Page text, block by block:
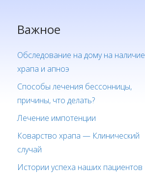
Важное
Обследование на дому на наличие
храпа и апноэ
Способы лечения бессонницы,
причины, что делать?
Лечение импотенции
Коварство храпа — Клинический
случай
Истории успеха наших пациентов